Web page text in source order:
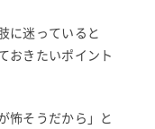
に迷っていると
おきたいポイント
怖そうだから」と